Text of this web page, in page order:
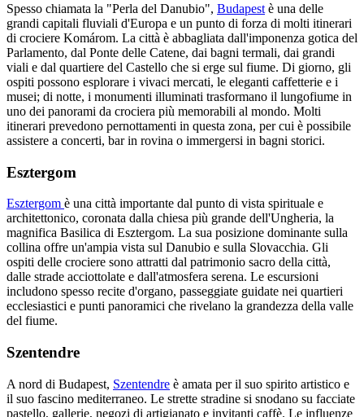
Spesso chiamata la "Perla del Danubio", Budapest è una delle
grandi capitali fluviali d'Europa e un punto di forza di molti itinerari
di crociere Komárom. La città è abbagliata dall'imponenza gotica del
Parlamento, dal Ponte delle Catene, dai bagni termali, dai grandi
viali e dal quartiere del Castello che si erge sul fiume. Di giorno, gli
ospiti possono esplorare i vivaci mercati, le eleganti caffetterie e i
musei; di notte, i monumenti illuminati trasformano il lungofiume in
uno dei panorami da crociera più memorabili al mondo. Molti
itinerari prevedono pernottamenti in questa zona, per cui è possibile
assistere a concerti, bar in rovina o immergersi in bagni storici.
Esztergom
Esztergom è una città importante dal punto di vista spirituale e
architettonico, coronata dalla chiesa più grande dell'Ungheria, la
magnifica Basilica di Esztergom. La sua posizione dominante sulla
collina offre un'ampia vista sul Danubio e sulla Slovacchia. Gli
ospiti delle crociere sono attratti dal patrimonio sacro della città,
dalle strade acciottolate e dall'atmosfera serena. Le escursioni
includono spesso recite d'organo, passeggiate guidate nei quartieri
ecclesiastici e punti panoramici che rivelano la grandezza della valle
del fiume.
Szentendre
A nord di Budapest, Szentendre è amata per il suo spirito artistico e
il suo fascino mediterraneo. Le strette stradine si snodano su facciate
pastello, gallerie, negozi di artigianato e invitanti caffè. Le influenze